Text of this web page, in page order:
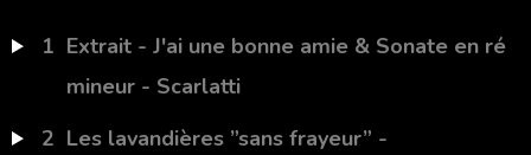
1 Extrait - J'ai une bonne amie & Sonate en ré
mineur - Scarlatti
2 Les lavandières ”sans frayeur” -